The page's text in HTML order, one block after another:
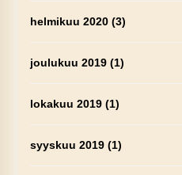
helmikuu 2020(3)
joulukuu 2019(1)
lokakuu 2019(1)
syyskuu 2019(1)